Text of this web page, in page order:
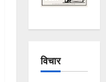
विचार